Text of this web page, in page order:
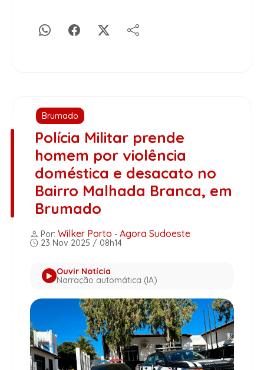
Brumado
Polícia Militar prende
homem por violência
doméstica e desacato no
Bairro Malhada Branca, em
Brumado
Por: Wilker Porto - Agora Sudoeste
23 Nov 2025 / 08h14
Ouvir Notícia
Narração automática (IA)